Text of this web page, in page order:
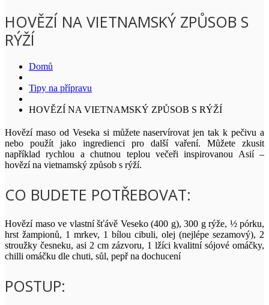
HOVĚZÍ NA VIETNAMSKÝ ZPŮSOB S
RÝŽÍ
Domů
Tipy na přípravu
HOVĚZÍ NA VIETNAMSKÝ ZPŮSOB S RÝŽÍ
Hovězí maso od Veseka si můžete naservírovat jen tak k pečivu a
nebo použít jako ingredienci pro další vaření. Můžete zkusit
například rychlou a chutnou teplou večeři inspirovanou Asií –
hovězí na vietnamský způsob s rýží.
CO BUDETE POTŘEBOVAT:
Hovězí maso ve vlastní šťávě Veseko (400 g), 300 g rýže, ½ pórku,
hrst žampionů, 1 mrkev, 1 bílou cibuli, olej (nejlépe sezamový), 2
stroužky česneku, asi 2 cm zázvoru, 1 lžíci kvalitní sójové omáčky,
chilli omáčku dle chuti, sůl, pepř na dochucení
POSTUP: